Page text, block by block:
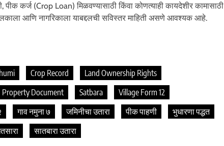
पीक कर्ज (Crop Loan) मिळवण्यासाठी किंवा कोणत्याही कायदेशीर कामासाठी
आणि नागरिकाला याबद्दलची सविस्तर माहिती असणे आवश्यक आहे.
Crop Record
Land Ownership Rights
Property Document Satbara
Village Form 12
गाव नमुना ७ जमिनीचा उतारा पीक पाहणी
भुधारणा पद्धत
सातबारा उतारा